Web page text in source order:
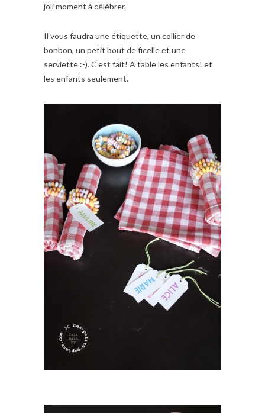
joli moment à célébrer.
Il vous faudra une étiquette, un collier de
bonbon, un petit bout de ficelle et une
serviette :-). C’est fait! A table les enfants! et
les enfants seulement.